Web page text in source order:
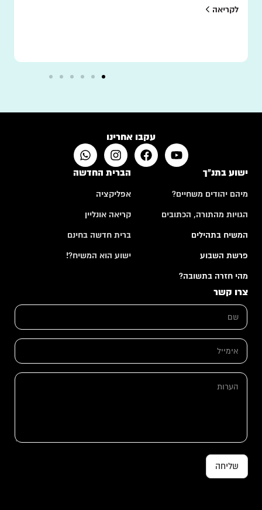
לקריאה
עקבו אחרינו
ישוע בתנ"ך
מיהם יהודים משחיים?
הגויות מהתורה, הכתובים
המשיח בתהילים
פרשת השבוע
מהי חזרה בתשובה?
הברית החדשה
אפליקציה
קריאה אונליין
ברית חדשה בחינם
ישוע הוא המשיח?!
צרו קשר
ש
*
ם
ש
ם
א
מ
י
ה
שליחה